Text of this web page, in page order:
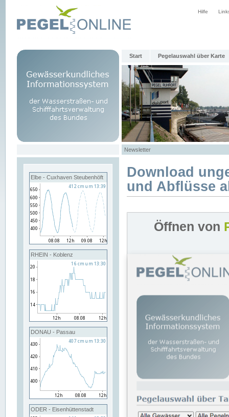
Hilfe
Start Pegelauswahl über Karte
Newsletter
Elbe - Cuxhaven Steubenhöft
RHEIN - Koblenz
DONAU - Passau
ODER - Eisenhüttenstadt
Download
und Abflüsse
Öffnen von